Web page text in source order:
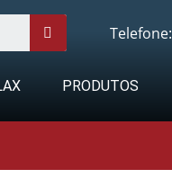
Telefone:
PRODUTOS